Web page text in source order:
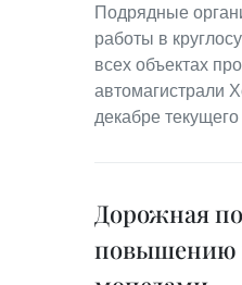
Подрядные
работы в
всех объектах
автомагистрали
декабре текущего
Дорожная
повышению